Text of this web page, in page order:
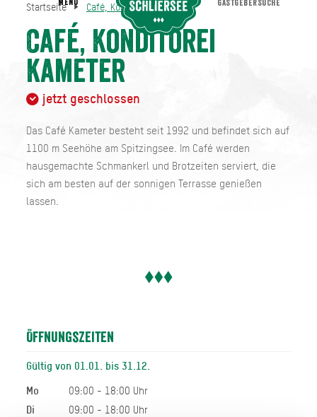
Startseite Café, Konditorei Kameter
Café, Konditorei
Kameter
jetzt geschlossen
Das Café Kameter besteht seit 1992 und befindet sich auf
1100 m Seehöhe am Spitzingsee. Im Café werden
hausgemachte Schmankerl und Brotzeiten serviert, die
sich am besten auf der sonnigen Terrasse genießen
lassen.
Öffnungszeiten
Gültig von 01.01. bis 31.12.
Mo
09:00 - 18:00 Uhr
Di
09:00 - 18:00 Uhr
Startseite Café, Konditorei Kameter
MENU GASTGEBERSUCHE